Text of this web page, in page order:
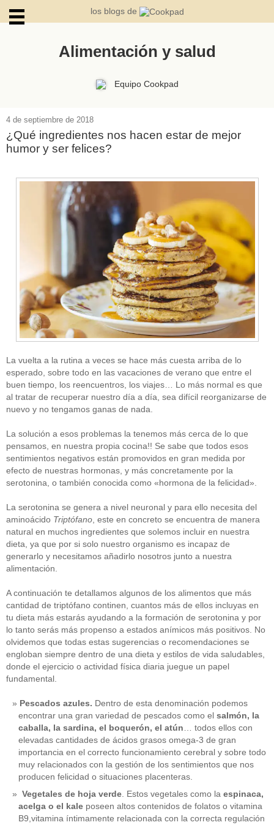
los blogs de
Alimentación y salud
Equipo Cookpad
4 de septiembre de 2018
¿Qué ingredientes nos hacen estar de mejor
humor y ser felices?
La vuelta a la rutina a veces se hace más cuesta arriba de lo
esperado, sobre todo en las vacaciones de verano que entre el
buen tiempo, los reencuentros, los viajes… Lo más normal es que
al tratar de recuperar nuestro día a día, sea difícil reorganizarse de
nuevo y no tengamos ganas de nada.
La solución a esos problemas la tenemos más cerca de lo que
pensamos, en nuestra propia cocina!! Se sabe que todos esos
sentimientos negativos están promovidos en gran medida por
efecto de nuestras hormonas, y más concretamente por la
serotonina, o también conocida como «hormona de la felicidad».
La serotonina se genera a nivel neuronal y para ello necesita del
aminoácido Triptófano, este en concreto se encuentra de manera
natural en muchos ingredientes que solemos incluir en nuestra
dieta, ya que por si solo nuestro organismo es incapaz de
generarlo y necesitamos añadirlo nosotros junto a nuestra
alimentación.
A continuación te detallamos algunos de los alimentos que más
cantidad de triptófano continen, cuantos más de ellos incluyas en
tu dieta más estarás ayudando a la formación de serotonina y por
lo tanto serás más propenso a estados anímicos más positivos. No
olvidemos que todas estas sugerencias o recomendaciones se
engloban siempre dentro de una dieta y estilos de vida saludables,
donde el ejercicio o actividad física diaria juegue un papel
fundamental.
Pescados azules. Dentro de esta denominación podemos
encontrar una gran variedad de pescados como el salmón, la
caballa, la sardina, el boquerón, el atún… todos ellos con
elevadas cantidades de ácidos grasos omega-3 de gran
importancia en el correcto funcionamiento cerebral y sobre todo
muy relacionados con la gestión de los sentimientos que nos
producen felicidad o situaciones placenteras.
Vegetales de hoja verde. Estos vegetales como la espinaca,
acelga o el kale poseen altos contenidos de folatos o vitamina
B9,vitamina íntimamente relacionada con la correcta regulación